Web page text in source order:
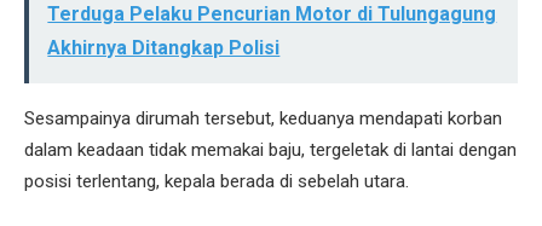
Terduga Pelaku Pencurian Motor di Tulungagung
Akhirnya Ditangkap Polisi
Sesampainya dirumah tersebut, keduanya mendapati korban
dalam keadaan tidak memakai baju, tergeletak di lantai dengan
posisi terlentang, kepala berada di sebelah utara.